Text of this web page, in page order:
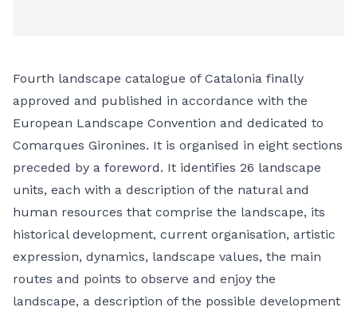
Fourth landscape catalogue of Catalonia finally
approved and published in accordance with the
European Landscape Convention and dedicated to
Comarques Gironines. It is organised in eight sections
preceded by a foreword. It identifies 26 landscape
units, each with a description of the natural and
human resources that comprise the landscape, its
historical development, current organisation, artistic
expression, dynamics, landscape values, the main
routes and points to observe and enjoy the
landscape, a description of the possible development